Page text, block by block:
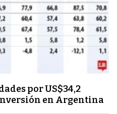
por US$34,2
en Argentina